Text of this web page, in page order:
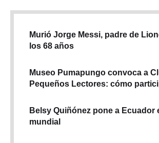
Murió Jorge Messi, padre de
los 68 años
Museo Pumapungo convoca a
Pequeños Lectores: cómo
Belsy Quiñónez pone a Ecuador
mundial